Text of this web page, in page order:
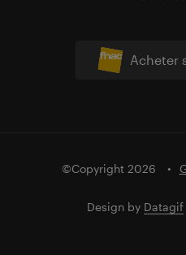
Acheter
©Copyright 2026
Design by Datagif